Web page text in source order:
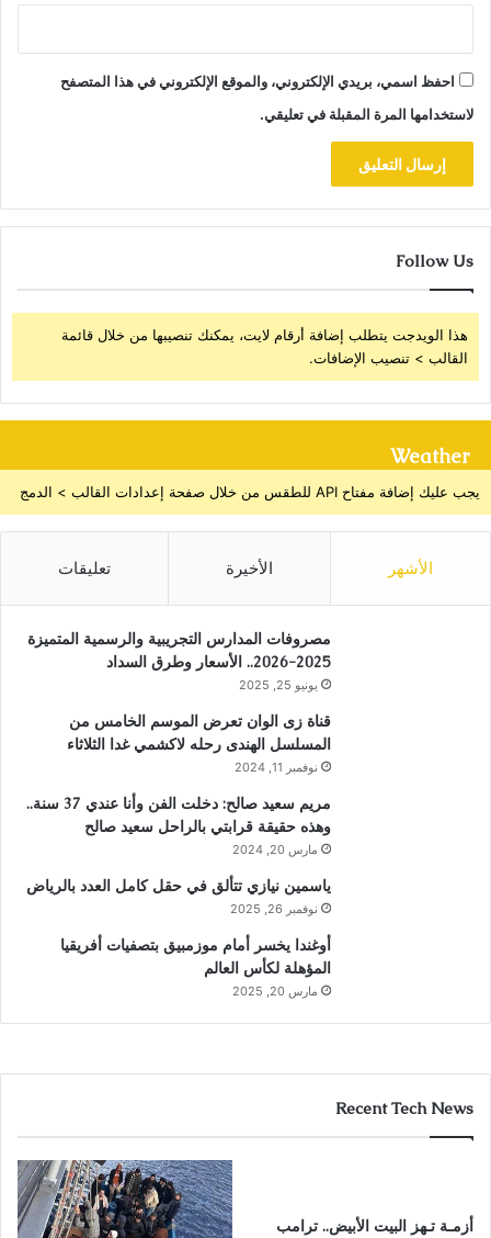
احفظ اسمي، بريدي الإلكتروني، والموقع الإلكتروني في هذا المتصفح
لاستخدامها المرة المقبلة في تعليقي.
Follow Us
هذا الويدجت يتطلب إضافة أرقام لايت، يمكنك تنصيبها من خلال قائمة
القالب > تنصيب الإضافات.
Weather
يجب عليك إضافة مفتاح API للطقس من خلال صفحة إعدادات القالب > الدمج
الأشهر الأخيرة تعليقات
مصروفات المدارس التجريبية والرسمية المتميزة
2025-2026.. الأسعار وطرق السداد
يونيو 25, 2025
قناة زى الوان تعرض الموسم الخامس من
المسلسل الهندى رحله لاكشمي غدا الثلاثاء
نوفمبر 11, 2024
مريم سعيد صالح: دخلت الفن وأنا عندي 37 سنة..
وهذه حقيقة قرابتي بالراحل سعيد صالح
مارس 20, 2024
ياسمين نيازي تتألق في حقل كامل العدد بالرياض
نوفمبر 26, 2025
أوغندا يخسر أمام موزمبيق بتصفيات أفريقيا
المؤهلة لكأس العالم
مارس 20, 2025
Recent Tech News
أزمـة تـهز البيت الأبيض.. ترامب